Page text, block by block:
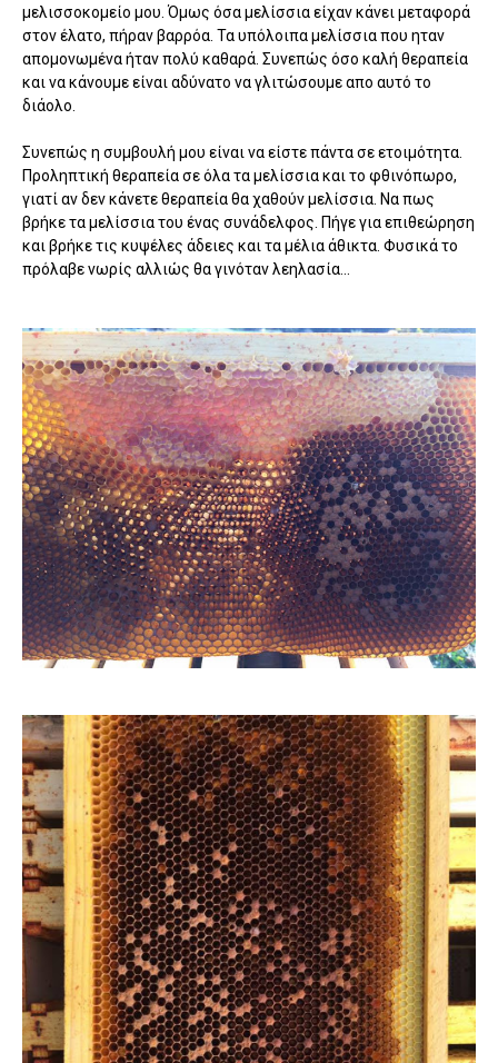
μελισσοκομείο μου. Όμως όσα μελίσσια είχαν κάνει μεταφορά
στον έλατο, πήραν βαρρόα. Τα υπόλοιπα μελίσσια που ηταν
απομονωμένα ήταν πολύ καθαρά. Συνεπώς όσο καλή θεραπεία
και να κάνουμε είναι αδύνατο να γλιτώσουμε απο αυτό το
διάολο.
Συνεπώς η συμβουλή μου είναι να είστε πάντα σε ετοιμότητα.
Προληπτική θεραπεία σε όλα τα μελίσσια και το φθινόπωρο,
γιατί αν δεν κάνετε θεραπεία θα χαθούν μελίσσια. Να πως
βρήκε τα μελίσσια του ένας συνάδελφος. Πήγε για επιθεώρηση
και βρήκε τις κυψέλες άδειες και τα μέλια άθικτα. Φυσικά το
πρόλαβε νωρίς αλλιώς θα γινόταν λεηλασία...